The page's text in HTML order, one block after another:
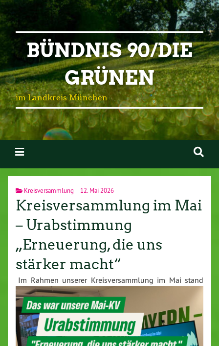
BÜNDNIS 90/DIE
GRÜNEN
im Landkreis München
Kreisversammlung 12. Mai 2026
Kreisversammlung im Mai
– Urabstimmung
„Erneuerung, die uns
stärker macht“
Im Rahmen unserer Kreis­ver­samm­lung im Mai stand